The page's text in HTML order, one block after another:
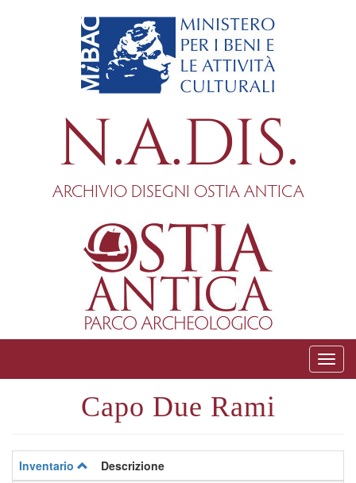
N.A.DIS.
ARCHIVIO DISEGNI OSTIA ANTICA
Capo Due Rami
Inventario
Descrizione